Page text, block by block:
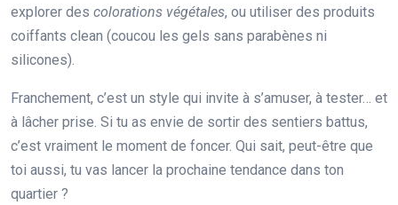
explorer des colorations végétales, ou utiliser des produits
coiffants clean (coucou les gels sans parabènes ni
silicones).
Franchement, c’est un style qui invite à s’amuser, à tester… et
à lâcher prise. Si tu as envie de sortir des sentiers battus,
c’est vraiment le moment de foncer. Qui sait, peut-être que
toi aussi, tu vas lancer la prochaine tendance dans ton
quartier ?